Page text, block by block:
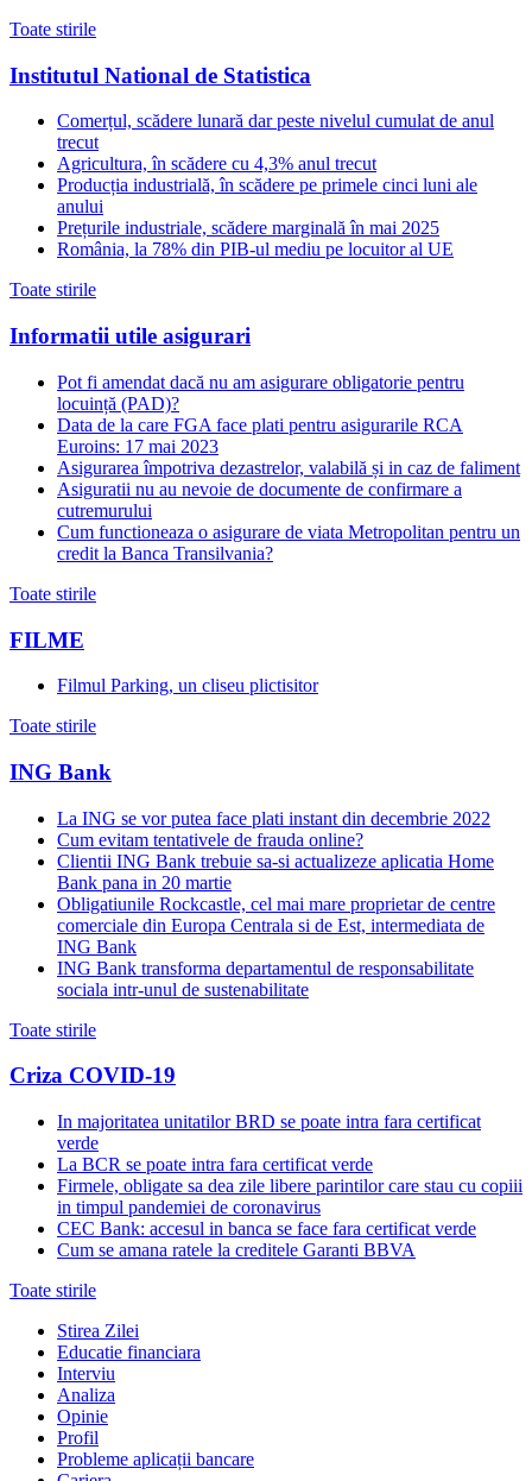
Toate stirile
Institutul National de Statistica
Comerțul, scădere lunară dar peste nivelul cumulat de anul
trecut
Agricultura, în scădere cu 4,3% anul trecut
Producția industrială, în scădere pe primele cinci luni ale
anului
Prețurile industriale, scădere marginală în mai 2025
România, la 78% din PIB-ul mediu pe locuitor al UE
Toate stirile
Informatii utile asigurari
Pot fi amendat dacă nu am asigurare obligatorie pentru
locuință (PAD)?
Data de la care FGA face plati pentru asigurarile RCA
Euroins: 17 mai 2023
Asigurarea împotriva dezastrelor, valabilă și in caz de faliment
Asiguratii nu au nevoie de documente de confirmare a
cutremurului
Cum functioneaza o asigurare de viata Metropolitan pentru un
credit la Banca Transilvania?
Toate stirile
FILME
Filmul Parking, un cliseu plictisitor
Toate stirile
ING Bank
La ING se vor putea face plati instant din decembrie 2022
Cum evitam tentativele de frauda online?
Clientii ING Bank trebuie sa-si actualizeze aplicatia Home
Bank pana in 20 martie
Obligatiunile Rockcastle, cel mai mare proprietar de centre
comerciale din Europa Centrala si de Est, intermediata de
ING Bank
ING Bank transforma departamentul de responsabilitate
sociala intr-unul de sustenabilitate
Toate stirile
Criza COVID-19
In majoritatea unitatilor BRD se poate intra fara certificat
verde
La BCR se poate intra fara certificat verde
Firmele, obligate sa dea zile libere parintilor care stau cu copiii
in timpul pandemiei de coronavirus
CEC Bank: accesul in banca se face fara certificat verde
Cum se amana ratele la creditele Garanti BBVA
Toate stirile
Stirea Zilei
Educatie financiara
Interviu
Analiza
Opinie
Profil
Probleme aplicații bancare